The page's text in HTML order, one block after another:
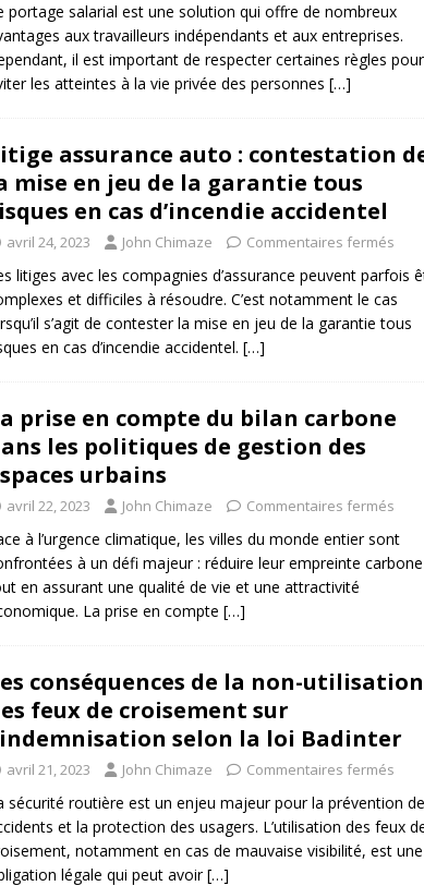
portage salarial est une solution qui offre de nombreux
aux travailleurs indépendants et aux entreprises.
il est important de respecter certaines règles pour
les atteintes à la vie privée des personnes […]
assurance auto : contestation
mise en jeu de la garantie tous
en cas d’incendie accidentel
avril 24, 2023 John Chimaze Commentaires fermés
litiges avec les compagnies d’assurance peuvent parfois
et difficiles à résoudre. C’est notamment le cas
s’agit de contester la mise en jeu de la garantie tous
en cas d’incendie accidentel. […]
prise en compte du bilan carbone
les politiques de gestion des
urbains
avril 22, 2023 John Chimaze Commentaires fermés
à l’urgence climatique, les villes du monde entier sont
à un défi majeur : réduire leur empreinte carbone
en assurant une qualité de vie et une attractivité
La prise en compte […]
conséquences de la non-utilisation
feux de croisement sur
selon la loi Badinter
avril 21, 2023 John Chimaze Commentaires fermés
sécurité routière est un enjeu majeur pour la prévention
et la protection des usagers. L’utilisation des feux
notamment en cas de mauvaise visibilité, est une
légale qui peut avoir[…]